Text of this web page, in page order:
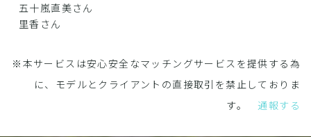
五十嵐直美さん
里香さん
※本サービスは安心安全なマッチングサービスを提供する為
に、モデルとクライアントの直接取引を禁止しておりま
す。通報する